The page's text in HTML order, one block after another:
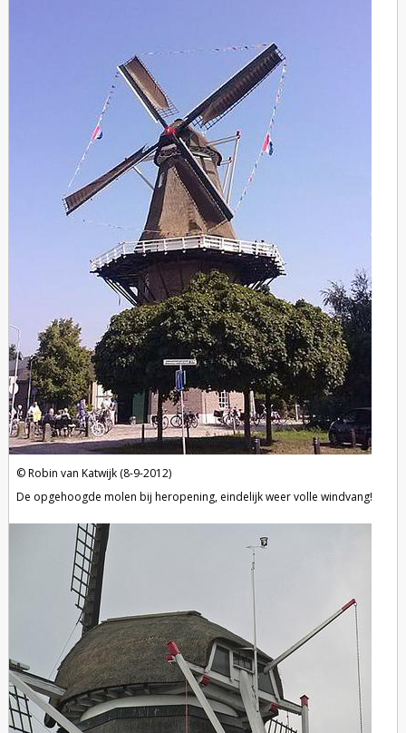
Robin van Katwijk (8-9-2012)
De opgehoogde molen bij heropening, eindelijk weer volle windvang!